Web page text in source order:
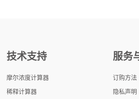
技术支持
摩尔浓度计算器
稀释计算器
服务
订购方法
隐私声明